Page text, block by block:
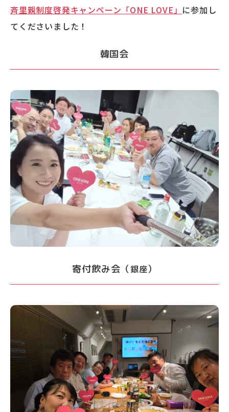
斉里親制度啓発キャンペーン「ONE LOVE」 に参加し
てくださいました！
韓国会
寄付飲み会（銀座）